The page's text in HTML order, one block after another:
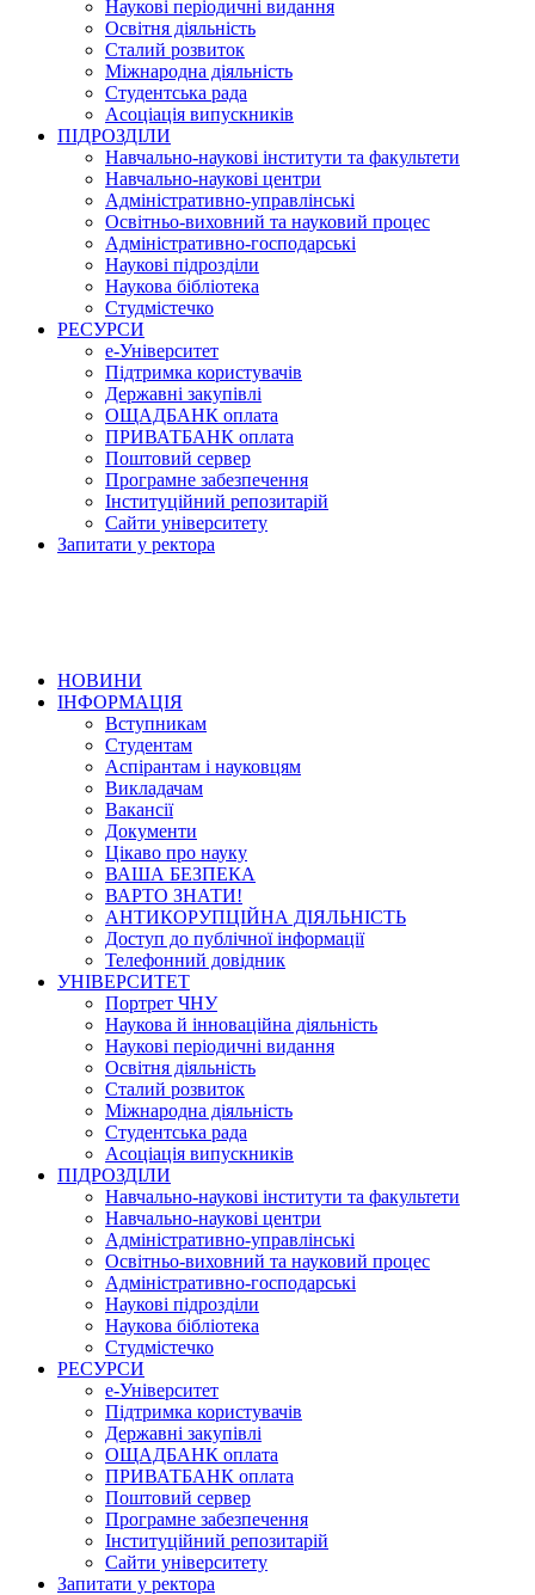
Наукові періодичні видання
Освітня діяльність
Сталий розвиток
Міжнародна діяльність
Студентська рада
Асоціація випускників
ПІДРОЗДІЛИ
Навчально-наукові інститути та факультети
Навчально-наукові центри
Адміністративно-управлінські
Освітньо-виховний та науковий процес
Адміністративно-господарські
Наукові підрозділи
Наукова бібліотека
Студмістечко
РЕСУРСИ
е-Університет
Підтримка користувачів
Державні закупівлі
ОЩАДБАНК оплата
ПРИВАТБАНК оплата
Поштовий сервер
Програмне забезпечення
Інституційний репозитарій
Сайти університету
Запитати у ректора
НОВИНИ
ІНФОРМАЦІЯ
Вступникам
Студентам
Аспірантам і науковцям
Викладачам
Вакансії
Документи
Цікаво про науку
ВАША БЕЗПЕКА
ВАРТО ЗНАТИ!
АНТИКОРУПЦІЙНА ДІЯЛЬНІСТЬ
Доступ до публічної інформації
Телефонний довідник
УНІВЕРСИТЕТ
Портрет ЧНУ
Наукова й інноваційна діяльність
Наукові періодичні видання
Освітня діяльність
Сталий розвиток
Міжнародна діяльність
Студентська рада
Асоціація випускників
ПІДРОЗДІЛИ
Навчально-наукові інститути та факультети
Навчально-наукові центри
Адміністративно-управлінські
Освітньо-виховний та науковий процес
Адміністративно-господарські
Наукові підрозділи
Наукова бібліотека
Студмістечко
РЕСУРСИ
е-Університет
Підтримка користувачів
Державні закупівлі
ОЩАДБАНК оплата
ПРИВАТБАНК оплата
Поштовий сервер
Програмне забезпечення
Інституційний репозитарій
Сайти університету
Запитати у ректора